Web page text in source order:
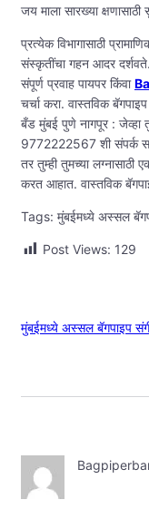
जय माला सारख्या
प्रत्येक विभागासाठी
संस्कृतींचा गहन आदर
संपूर्ण प्रवाह पायपर किंवा
चर्चा करा. वास्तविक
बँड मुंबई पुणे नागपूर :
9772222567 शी संपर्क
तर तुम्ही तुमच्या
करत आहात. वास्तविक
Tags: मुंबईमध्ये अस्सल
Post Views: 129
मुंबईमध्ये अस्सल बॅगपाइप